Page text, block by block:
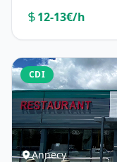
12-13€/h
CDI
Annecy